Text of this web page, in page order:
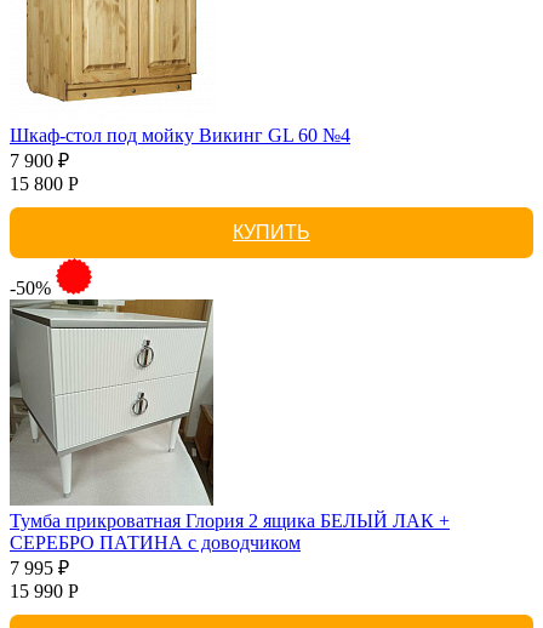
Шкаф-стол под мойку Викинг GL 60 №4
7 900 ₽
15 800 Р
КУПИТЬ
-50%
Тумба прикроватная Глория 2 ящика БЕЛЫЙ ЛАК +
СЕРЕБРО ПАТИНА с доводчиком
7 995 ₽
15 990 Р